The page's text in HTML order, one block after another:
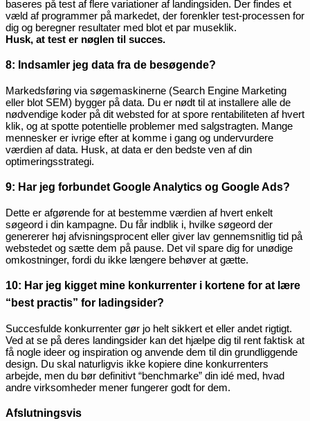
baseres på test af flere variationer af landingsiden. Der findes et
væld af programmer på markedet, der forenkler test-processen for
dig og beregner resultater med blot et par museklik.
Husk, at test er nøglen til succes.
8: Indsamler jeg data fra de besøgende?
Markedsføring via søgemaskinerne (Search Engine Marketing
eller blot SEM) bygger på data. Du er nødt til at installere alle de
nødvendige koder på dit websted for at spore rentabiliteten af ​​hvert
klik, og at spotte potentielle problemer med salgstragten. Mange
mennesker er ivrige efter at komme i gang og undervurdere
værdien af ​​data. Husk, at data er den bedste ven af ​​din
optimeringsstrategi.
9: Har jeg forbundet Google Analytics og Google Ads?
Dette er afgørende for at bestemme værdien af ​​hvert enkelt
søgeord i din kampagne. Du får indblik i, hvilke søgeord der
genererer høj afvisningsprocent eller giver lav gennemsnitlig tid på
webstedet og sætte dem på pause. Det vil spare dig for unødige
omkostninger, fordi du ikke længere behøver at gætte.
10: Har jeg kigget mine konkurrenter i kortene for at lære
“best practis” for ladingsider?
Succesfulde konkurrenter gør jo helt sikkert et eller andet rigtigt.
Ved at se på deres landingsider kan det hjælpe dig til rent faktisk at
få nogle ideer og inspiration og anvende dem til din grundliggende
design. Du skal naturligvis ikke kopiere dine konkurrenters
arbejde, men du bør definitivt “benchmarke” din idé med, hvad
andre virksomheder mener fungerer godt for dem.
Afslutningsvis